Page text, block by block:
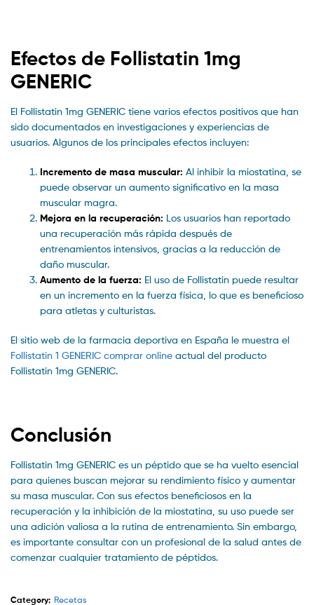
Efectos de Follistatin 1mg
GENERIC
El Follistatin 1mg GENERIC tiene varios efectos positivos que han
sido documentados en investigaciones y experiencias de
usuarios. Algunos de los principales efectos incluyen:
Incremento de masa muscular: Al inhibir la miostatina, se
puede observar un aumento significativo en la masa
muscular magra.
Mejora en la recuperación: Los usuarios han reportado
una recuperación más rápida después de
entrenamientos intensivos, gracias a la reducción de
daño muscular.
Aumento de la fuerza: El uso de Follistatin puede resultar
en un incremento en la fuerza física, lo que es beneficioso
para atletas y culturistas.
El sitio web de la farmacia deportiva en España le muestra el
Follistatin 1 GENERIC comprar online actual del producto
Follistatin 1mg GENERIC.
Conclusión
Follistatin 1mg GENERIC es un péptido que se ha vuelto esencial
para quienes buscan mejorar su rendimiento físico y aumentar
su masa muscular. Con sus efectos beneficiosos en la
recuperación y la inhibición de la miostatina, su uso puede ser
una adición valiosa a la rutina de entrenamiento. Sin embargo,
es importante consultar con un profesional de la salud antes de
comenzar cualquier tratamiento de péptidos.
Category: Recetas